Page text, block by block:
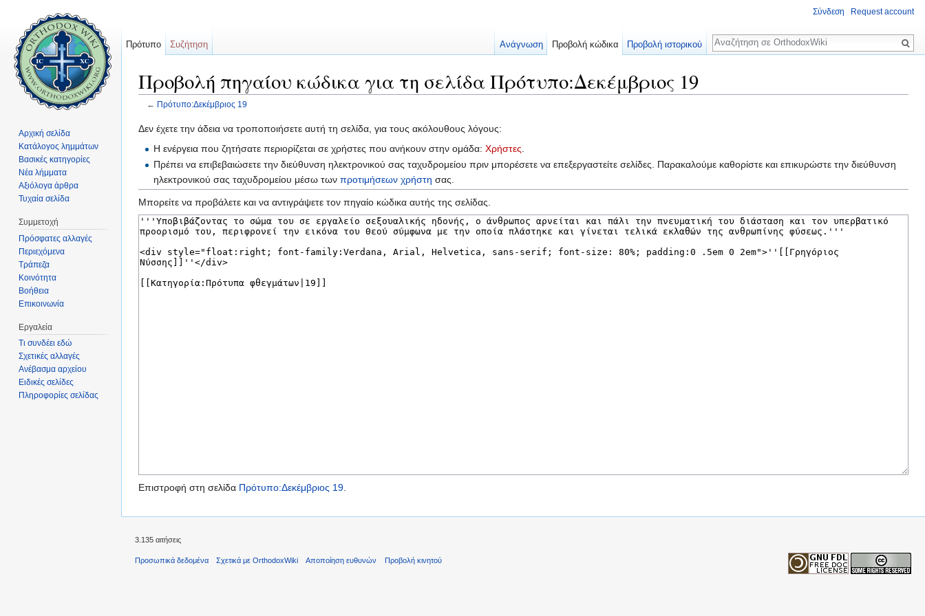
Προβολή πηγαίου κώδικα για τη σελίδα Πρότυπο:Δεκέμβριος 19
← Πρότυπο:Δεκέμβριος 19
Δεν έχετε την άδεια να τροποποιήσετε αυτή τη σελίδα, για τους ακόλουθους λόγους:
Η ενέργεια που ζητήσατε περιορίζεται σε χρήστες που ανήκουν στην ομάδα:Χρήστες
Πρέπει να επιβεβαιώσετε την διεύθυνση ηλεκτρονικού σας ταχυδρομείου πριν μπορέσετε να επεξεργαστείτε σελίδες. Παρακαλούμε καθορίστε και επικυρώστε την διεύθυνση
ηλεκτρονικού σας ταχυδρομείου μέσω τωνπροτιμήσεων χρήστη σας.
Μπορείτε να προβάλετε και να αντιγράψετε τον πηγαίο κώδικα αυτής της σελίδας.
Επιστροφή στη σελίδα Πρότυπο:Δεκέμβριος 19.
Σύνδεση Request account
Πρότυπο Συζήτηση Ανάγνωση Προβολή κώδικα Προβολή ιστορικού
Αναζήτηση
Αρχική σελίδα
Κατάλογος λημμάτων
Βασικές κατηγορίες
Νέα λήμματα
Αξιόλογα άρθρα
Τυχαία σελίδα
Συμμετοχή
Πρόσφατες αλλαγές
Περιεχόμενα
Τράπεζα
Κοινότητα
Βοήθεια
Επικοινωνία
Εργαλεία
Τι συνδέει εδώ
Σχετικές αλλαγές
Ανέβασμα αρχείου
Ειδικές σελίδες
Πληροφορίες σελίδας
3.135 αιτήσεις
Προσωπικά δεδομένα Σχετικά με OrthodoxWiki Αποποίηση ευθυνών Προβολή κινητού